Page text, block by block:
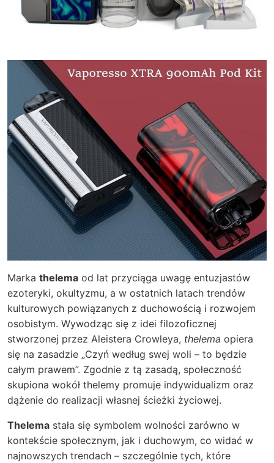
Marka thelema od lat przyciąga uwagę entuzjastów
ezoteryki, okultyzmu, a w ostatnich latach trendów
kulturowych powiązanych z duchowością i rozwojem
osobistym. Wywodząc się z idei filozoficznej
stworzonej przez Aleistera Crowleya, thelema opiera
się na zasadzie „Czyń według swej woli – to będzie
całym prawem”. Zgodnie z tą zasadą, społeczność
skupiona wokół thelemy promuje indywidualizm oraz
dążenie do realizacji własnej ścieżki życiowej.
Thelema stała się symbolem wolności zarówno w
kontekście społecznym, jak i duchowym, co widać w
najnowszych trendach – szczególnie tych, które